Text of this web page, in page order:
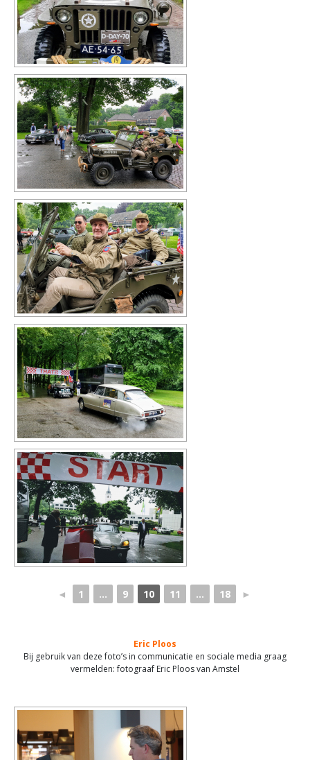
◄ 1 ... 9 10 11 ... 18 ►
Eric Ploos
Bij gebruik van deze foto’s in communicatie en sociale media graag
vermelden: fotograaf Eric Ploos van Amstel